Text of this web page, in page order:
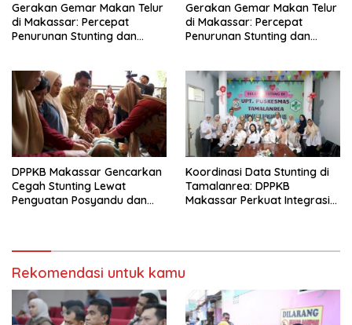
Gerakan Gemar Makan Telur
di Makassar: Percepat
Penurunan Stunting dan
Gerakan Gemar Makan Telur
di Makassar: Percepat
Penurunan Stunting dan
DPPKB Makassar Gencarkan
Cegah Stunting Lewat
Penguatan Posyandu dan
Koordinasi Data Stunting di
Tamalanrea: DPPKB
Makassar Perkuat Integrasi
Rekomendasi untuk kamu